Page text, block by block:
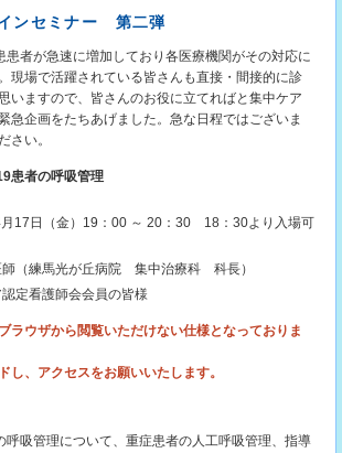
ンセミナー 第二弾
患者が急速に増加しており各医療機関がその対応に
現場で活躍されている皆さんも直接・間接的に診
いますので、皆さんのお役に立てればと集中ケア
急企画をたちあげました。急な日程ではございま
さい。
患者の呼吸管理
17日（金）19：00 ～ 20：30 18：30より入場可
師（練馬光が丘病院 集中治療科 科長）
定看護師会会員の皆様
ラウザから閲覧いただけない仕様となっておりま
し、アクセスをお願いいたします。
呼吸管理について、重症患者の人工呼吸管理、指導